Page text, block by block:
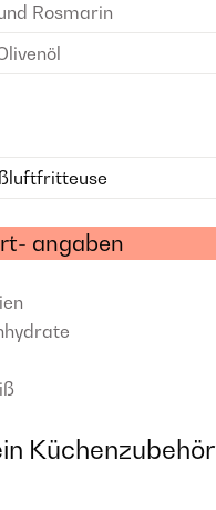
Rosmarin
angaben
Küchenzubehör